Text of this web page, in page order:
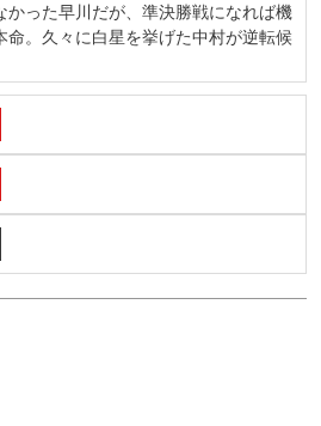
った早川だが、準決勝戦になれば機
命。久々に白星を挙げた中村が逆転候